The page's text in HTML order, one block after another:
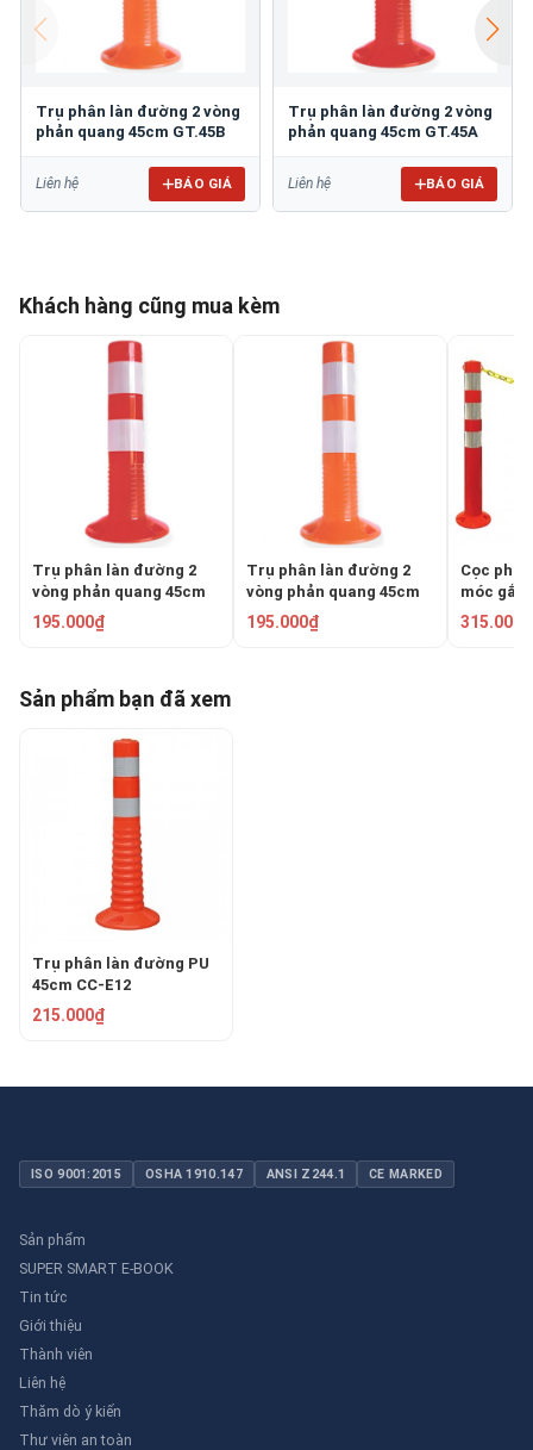
Trụ phân làn đường 2 vòng
phản quang 45cm GT.45B
Liên hệ BÁO GIÁ
Trụ phân làn đường 2 vòng
phản quang 45cm GT.45A
Liên hệ BÁO GIÁ
Khách hàng cũng mua kèm
Trụ phân làn đường 2
vòng phản quang 45cm
GT.45A
195.000₫
Trụ phân làn đường 2
vòng phản quang 45cm
GT.45B
195.000₫
Cọc
móc gắn
75cm
315.000₫
Sản phẩm bạn đã xem
Trụ phân làn đường PU
45cm CC-E12
215.000₫
ISO 9001:2015 OSHA 1910.147 ANSI Z244.1 CE MARKED
Sản phẩm
SUPER SMART E-BOOK
Tin tức
Giới thiệu
Thành viên
Liên hệ
Thăm dò ý kiến
Thư viên an toàn